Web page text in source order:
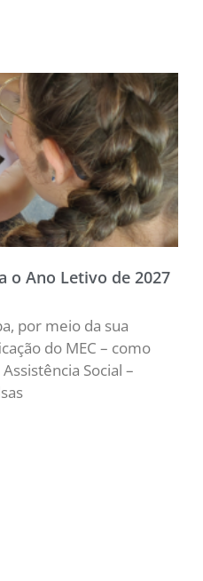
o Ano Letivo de 2027
por meio da sua
do MEC – como
Social –